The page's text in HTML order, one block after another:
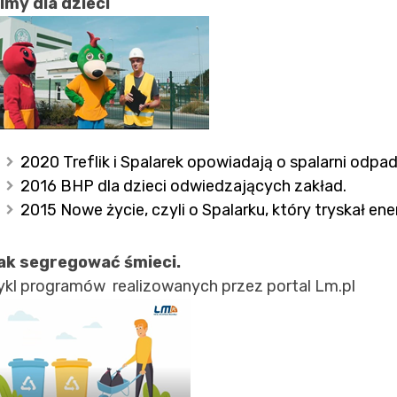
dla dzieci
2020 Treflik i Spalarek opowiadają o spalarni
2016 BHP dla dzieci odwiedzających zakład.
2015 Nowe życie, czyli o Spalarku, który tryskał
segregować śmieci.
programów realizowanych przez portal Lm.pl